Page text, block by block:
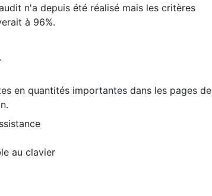
n'a depuis été réalisé mais les critères
à 96%.
en quantités importantes dans les pages de
au clavier